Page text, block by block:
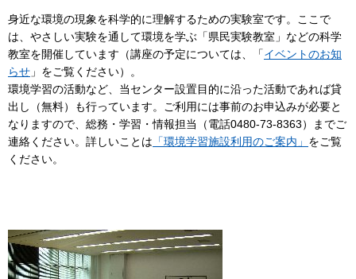
身近な環境の現象を科学的に理解するための実験室です。ここで
は、やさしい実験を通して環境を学ぶ「県民実験教室」などの科学
教室を開催しています（講座の予定については、「イベントのお知
らせ 」をご覧ください）。
環境学習の活動など、当センター設置目的に沿った活動であれば貸
出し（無料）も行っています。ご利用には事前のお申込みが必要と
なりますので、総務・学習・情報担当（電話0480-73-8363）までご
連絡ください。詳しいことは 「環境学習施設利用のご案内」 をご覧
ください。